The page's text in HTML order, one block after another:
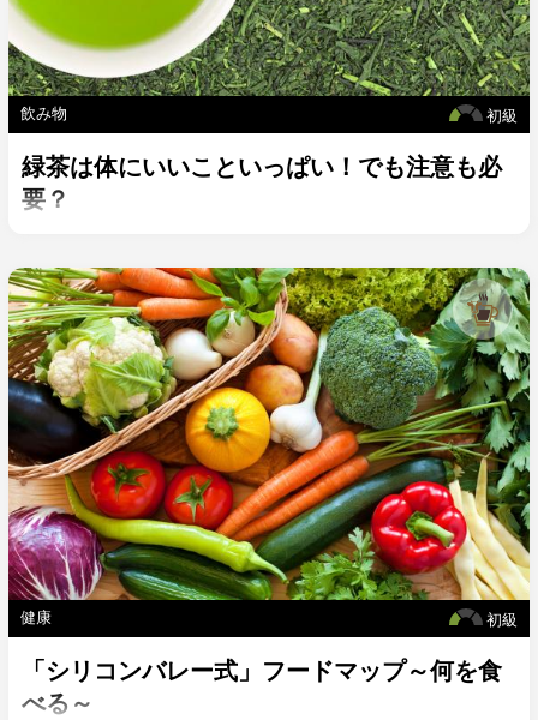
初級
飲み物
緑茶は体にいいこといっぱい！でも注意も必
要？
初級
健康
「シリコンバレー式」フードマップ～何を食
べる～